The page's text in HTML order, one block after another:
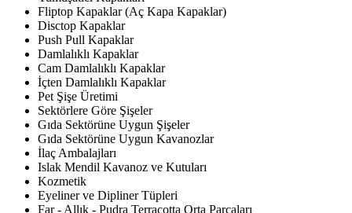
Fliptop Kapaklar (Aç Kapa Kapaklar)
Disctop Kapaklar
Push Pull Kapaklar
Damlalıklı Kapaklar
Cam Damlalıklı Kapaklar
İçten Damlalıklı Kapaklar
Pet Şişe Üretimi
Sektörlere Göre Şişeler
Gıda Sektörüne Uygun Şişeler
Gıda Sektörüne Uygun Kavanozlar
İlaç Ambalajları
Islak Mendil Kavanoz ve Kutuları
Kozmetik
Eyeliner ve Dipliner Tüpleri
Far - Allık - Pudra Terracotta Orta Parçaları